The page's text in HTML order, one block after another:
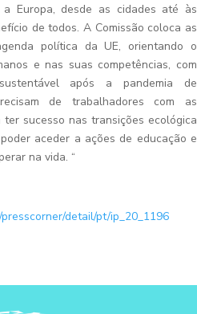
Europa, desde as cidades até às
de todos.A Comissão coloca as
política da UE, orientando o
e nas suas competências, com
após a pandemia de
de trabalhadores com as
sucesso nas transições ecológica
aceder a ações de educação e
na vida. “
detail/pt/ip_20_1196